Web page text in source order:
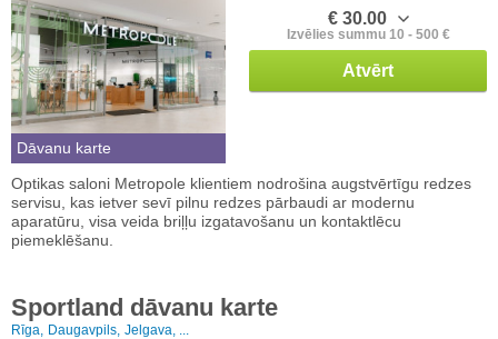
Dāvanu karte
€ 30.00
Izvēlies summu 10 - 500 €
Atvērt
Optikas saloni Metropole klientiem nodrošina augstvērtīgu redzes
servisu, kas ietver sevī pilnu redzes pārbaudi ar modernu
aparatūru, visa veida briļļu izgatavošanu un kontaktlēcu
piemeklēšanu.
Sportland dāvanu karte
Rīga, Daugavpils, Jelgava, ...